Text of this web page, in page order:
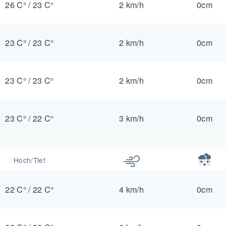
26 C°/23 C° 2 km/h 0cm
23 C°/23 C° 2 km/h 0cm
23 C°/23 C° 2 km/h 0cm
23 C°/22 C° 3 km/h 0cm
Hoch/Tief
22 C°/22 C° 4 km/h 0cm